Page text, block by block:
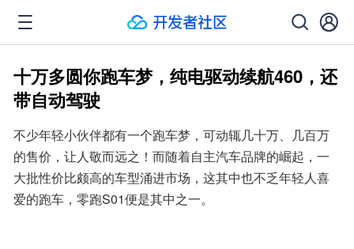
十万多圆你跑车梦，纯电驱动续航460，还
带自动驾驶
不少年轻小伙伴都有一个跑车梦，可动辄几十万、几百万
的售价，让人敬而远之！而随着自主汽车品牌的崛起，一
大批性价比颇高的车型涌进市场，这其中也不乏年轻人喜
爱的跑车，零跑S01便是其中之一。